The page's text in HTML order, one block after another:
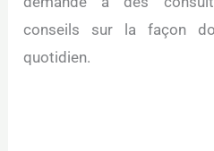
conseils sur la façon
quotidien.